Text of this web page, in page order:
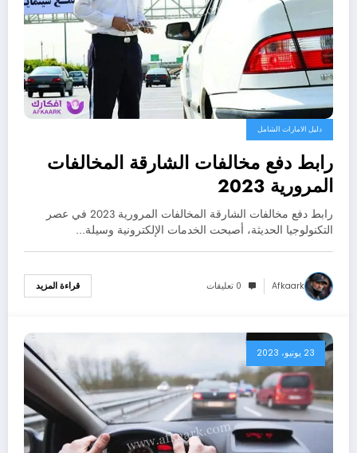
دليل الامارات الشامل
رابط دفع مخالفات الشارقة المخالفات
المرورية 2023
رابط دفع مخالفات الشارقة المخالفات المرورية 2023 في عصر
التكنولوجيا الحديثة، أصبحت الخدمات الإلكترونية وسيلة…
Afkaark 0 تعليقات قراءة المزيد
23 يونيو، 2023